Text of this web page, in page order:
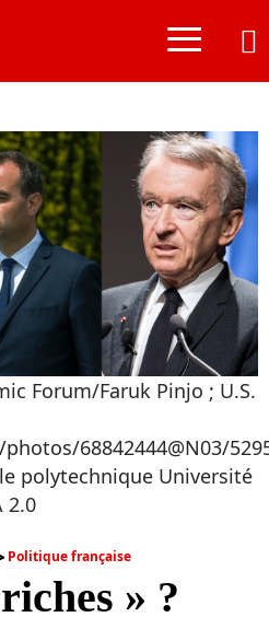
≡
Forum/Faruk Pinjo ; U.S.
68842444@N03/
polytechnique Université
2.0
Politique française
» ?